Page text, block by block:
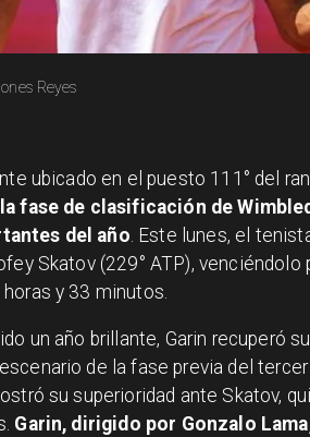
Reyes
ubicado en el puesto 111° del
fase de clasificación de
del año . Este lunes, el
Skatov (229° ATP), venciéndolo
y 33 minutos.
un año brillante, Garin recuperó
de la fase previa del
su superioridad ante Skatov,
Garin, dirigido por Gonzalo